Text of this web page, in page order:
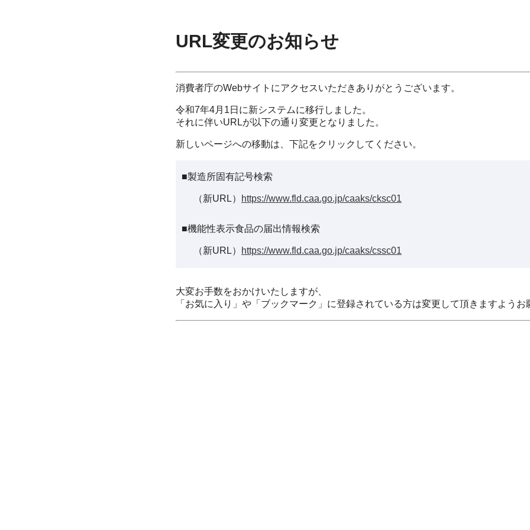
URL変更のお知らせ
消費者庁のWebサイトにアクセスいただきありがとうございます。
令和7年4月1日に新システムに移行しました。
それに伴いURLが以下の通り変更となりました。
新しいページへの移動は、下記をクリックしてください。
■製造所固有記号検索
（新URL） https://www.fld.caa.go.jp/caaks/cksc01
■機能性表示食品の届出情報検索
（新URL） https://www.fld.caa.go.jp/caaks/cssc01
大変お手数をおかけいたしますが、
「お気に入り」や「ブックマーク」に登録されている方は変更して頂きますようお